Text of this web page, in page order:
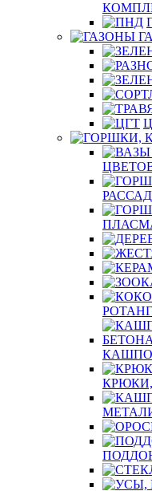
РОТАНГ
КАШПО